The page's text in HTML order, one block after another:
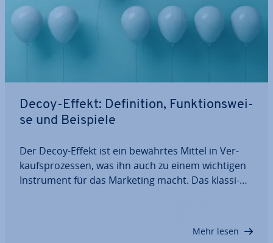
Decoy-Effekt: De­fi­ni­ti­on, Funk­ti­ons­wei­
se und Beispiele
Der Decoy-Effekt ist ein bewährtes Mittel in Ver­
kaufs­pro­zes­sen, was ihn auch zu einem wichtigen
In­stru­ment für das Marketing macht. Das klas­si­
Mehr lesen